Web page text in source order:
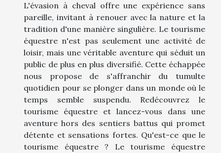
L'évasion à cheval offre une expérience sans
pareille, invitant à renouer avec la nature et la
tradition d'une manière singulière. Le tourisme
équestre n'est pas seulement une activité de
loisir, mais une véritable aventure qui séduit un
public de plus en plus diversifié. Cette échappée
nous propose de s'affranchir du tumulte
quotidien pour se plonger dans un monde où le
temps semble suspendu. Redécouvrez le
tourisme équestre et lancez-vous dans une
aventure hors des sentiers battus qui promet
détente et sensations fortes. Qu'est-ce que le
tourisme équestre ? Le tourisme équestre